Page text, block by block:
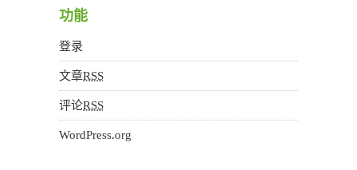
功能
登录
文章RSS
评论RSS
WordPress.org